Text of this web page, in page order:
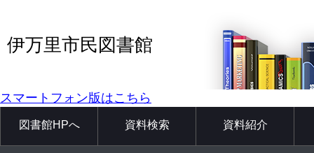
伊万里市民図書館
スマートフォン版はこちら
図書館HPへ 資料検索 資料紹介